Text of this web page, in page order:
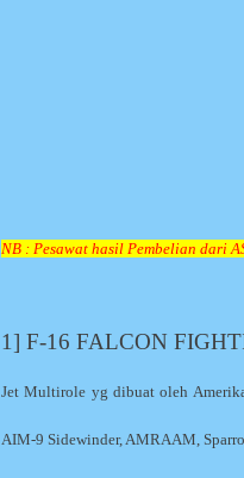
NB : Pesawat hasil Pembelian dari
1] F-16 FALCON
Jet Multirole yg dibuat oleh
AIM-9 Sidewinder, AMRAAM,